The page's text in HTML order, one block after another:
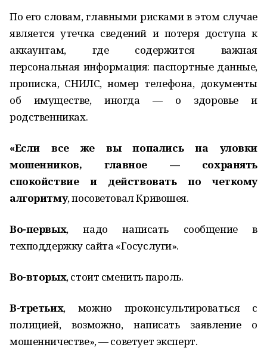
По его словам, главными рисками в этом случае
является утечка сведений и потеря доступа к
аккаунтам, где содержится важная
персональная информация: паспортные данные,
прописка, СНИЛС, номер телефона, документы
об имуществе, иногда — о здоровье и
родственниках.
«Если все же вы попались на уловки
мошенников, главное — сохранять
спокойствие и действовать по четкому
алгоритму, посоветовал Кривошея.
Во-первых, надо написать сообщение в
техподдержку сайта «Госуслуги».
Во-вторых, стоит сменить пароль.
В-третьих, можно проконсультироваться с
полицией, возможно, написать заявление о
мошенничестве», — советует эксперт.